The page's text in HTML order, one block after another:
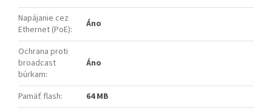
Napájanie cez
Ethernet (PoE): Áno
Ochrana proti
broadcast
búrkam:
Áno
Pamäť flash:
64 MB